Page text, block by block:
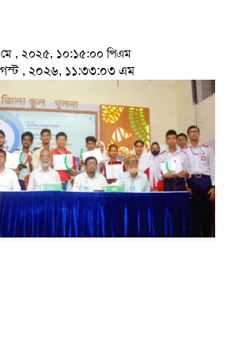
মে , ২০২৫, ১০:১৫:০০ পিএম
, ২০২৬, ১১:৩৩:০৩ এম